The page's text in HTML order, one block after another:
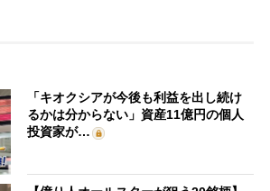
「キオクシアが今後も利益を出し続け
るかは分からない」資産11億円の個人
投資家が…